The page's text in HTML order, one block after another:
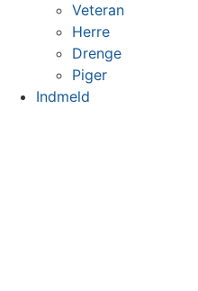
Veteran
Herre
Drenge
Piger
Indmeld